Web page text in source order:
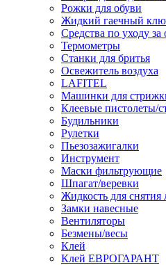
Рожки для обуви
Жидкий гаечный
Средства по уходу за
Термометры
Станки для бритья
Освежитель воздуха
LAFITEL
Машинки для
Клеевые пистолеты/
Будильники
Рулетки
Пьезозажигалки
Инструмент
Маски фильтрующие
Шпагат/веревки
Жидкость для снятия
Замки навесные
Вентиляторы
Безмены/весы
Клей
Клей ЕВРОГАРАНТ